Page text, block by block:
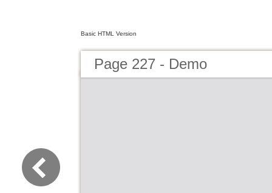
Basic HTML Version
Page 227 - Demo